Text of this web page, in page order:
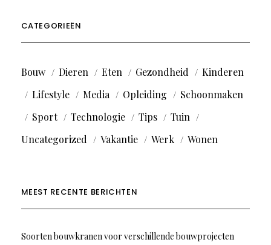
CATEGORIEËN
Bouw Dieren Eten Gezondheid
Kinderen
Lifestyle
Media Opleiding
Schoonmaken
Sport
Technologie Tips
Tuin
Uncategorized
Vakantie Werk Wonen
MEEST RECENTE BERICHTEN
Soorten bouwkranen voor verschillende bouwprojecten